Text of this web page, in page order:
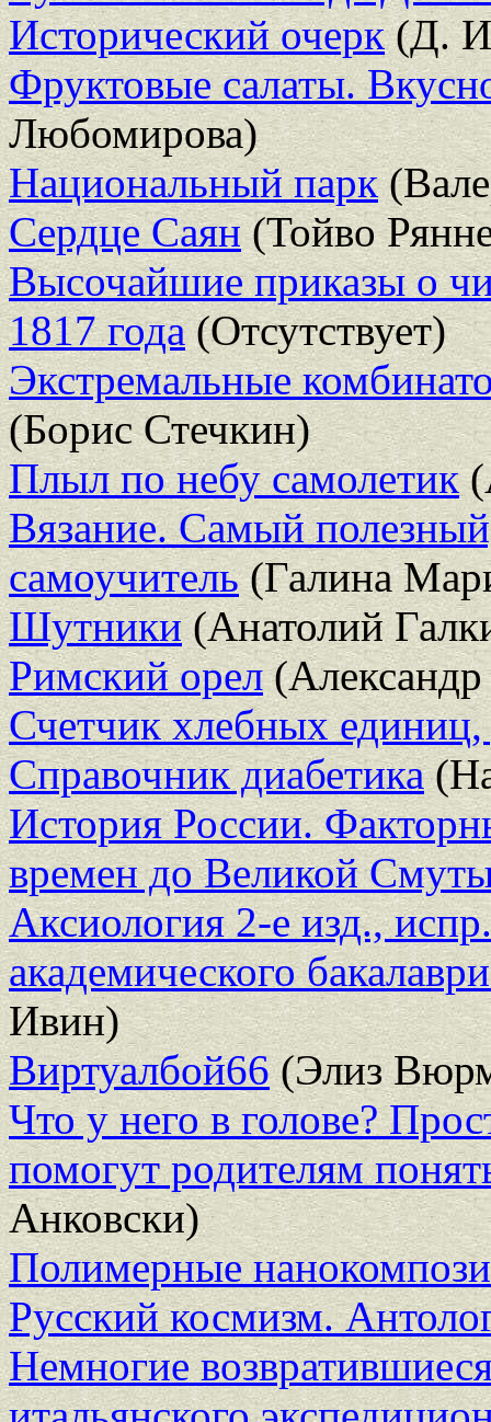
Исторический очерк(Д.
Фруктовые салаты.
Любомирова)
Национальный парк
Сердце Саян(Тойво
Высочайшие приказы о
1817 года(Отсутствует)
Экстремальные
(Борис Стечкин)
Плыл по небу самолетик
Вязание. Самый
самоучитель(Галина
Шутники(Анатолий
Римский орел
Счетчик хлебных единиц,
Справочник диабетика
История России.
времен до Великой
Аксиология 2-е изд.,
академического
Ивин)
Виртуалбой66(Элиз
Что у него в голове?
помогут родителям
Анковски)
Полимерные
Русский космизм.
Немногие